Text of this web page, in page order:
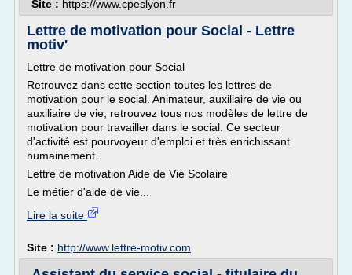
Site : https://www.cpeslyon.fr
Lettre de motivation pour Social - Lettre
motiv'
Lettre de motivation pour Social
Retrouvez dans cette section toutes les lettres de
motivation pour le social. Animateur, auxiliaire de vie ou
auxiliaire de vie, retrouvez tous nos modèles de lettre de
motivation pour travailler dans le social. Ce secteur
d'activité est pourvoyeur d'emploi et très enrichissant
humainement.
Lettre de motivation Aide de Vie Scolaire
Le métier d'aide de vie...
Lire la suite
Site : http://www.lettre-motiv.com